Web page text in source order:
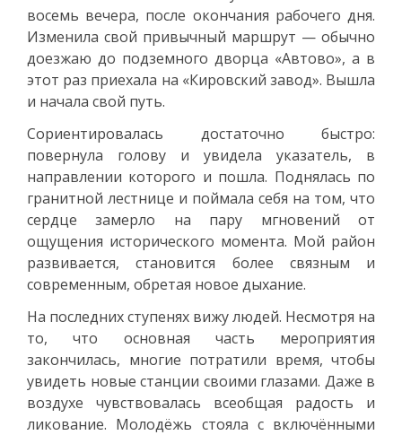
восемь вечера, после окончания рабочего дня.
Изменила свой привычный маршрут — обычно
доезжаю до подземного дворца «Автово», а в
этот раз приехала на «Кировский завод». Вышла
и начала свой путь.
Сориентировалась достаточно быстро:
повернула голову и увидела указатель, в
направлении которого и пошла. Поднялась по
гранитной лестнице и поймала себя на том, что
сердце замерло на пару мгновений от
ощущения исторического момента. Мой район
развивается, становится более связным и
современным, обретая новое дыхание.
На последних ступенях вижу людей. Несмотря на
то, что основная часть мероприятия
закончилась, многие потратили время, чтобы
увидеть новые станции своими глазами. Даже в
воздухе чувствовалась всеобщая радость и
ликование. Молодёжь стояла с включёнными